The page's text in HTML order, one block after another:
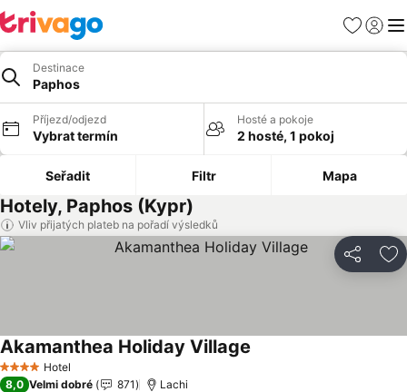
Oblíbené
Destinace
Paphos
Příjezd/odjezd
Vybrat termín
Hosté a pokoje
2 hosté, 1 pokoj
Seřadit Filtr Mapa
Hotely, Paphos (Kypr)
Vliv přijatých plateb na pořadí výsledků
Sdílet
4 Počet hvězdiček
Hotel
Akamanthea Holiday Village
8,0 Velmi dobré 871 Lachi